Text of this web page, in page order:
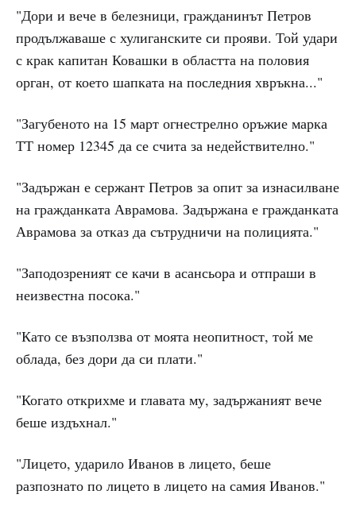
"Дори и вече в белезници, гражданинът Петров
продължаваше с хулиганските си прояви. Той удари
с крак капитан Ковашки в областта на половия
орган, от което шапката на последния хвръкна..."
"Загубеното на 15 март огнестрелно оръжие марка
ТТ номер 12345 да се счита за недействително."
"Задържан е сержант Петров за опит за изнасилване
на гражданката Аврамова. Задържана е гражданката
Аврамова за отказ да сътрудничи на полицията."
"Заподозреният се качи в асансьора и отпраши в
неизвестна посока."
"Като се възползва от моята неопитност, той ме
облада, без дори да си плати."
"Когато открихме и главата му, задържаният вече
беше издъхнал."
"Лицето, ударило Иванов в лицето, беше
разпознато по лицето в лицето на самия Иванов."